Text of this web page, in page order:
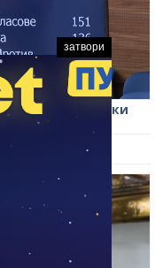
на американски
затвори